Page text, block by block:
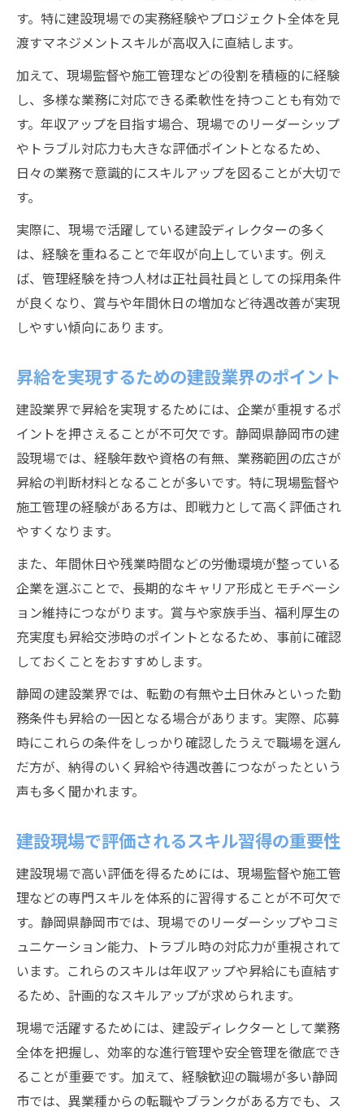
す。特に建設現場での実務経験やプロジェクト全体を見
渡すマネジメントスキルが高収入に直結します。
加えて、現場監督や施工管理などの役割を積極的に経験
し、多様な業務に対応できる柔軟性を持つことも有効で
す。年収アップを目指す場合、現場でのリーダーシップ
やトラブル対応力も大きな評価ポイントとなるため、
日々の業務で意識的にスキルアップを図ることが大切で
す。
実際に、現場で活躍している建設ディレクターの多く
は、経験を重ねることで年収が向上しています。例え
ば、管理経験を持つ人材は正社員社員としての採用条件
が良くなり、賞与や年間休日の増加など待遇改善が実現
しやすい傾向にあります。
昇給を実現するための建設業界のポイント
建設業界で昇給を実現するためには、企業が重視するポ
イントを押さえることが不可欠です。静岡県静岡市の建
設現場では、経験年数や資格の有無、業務範囲の広さが
昇給の判断材料となることが多いです。特に現場監督や
施工管理の経験がある方は、即戦力として高く評価され
やすくなります。
また、年間休日や残業時間などの労働環境が整っている
企業を選ぶことで、長期的なキャリア形成とモチベーシ
ョン維持につながります。賞与や家族手当、福利厚生の
充実度も昇給交渉時のポイントとなるため、事前に確認
しておくことをおすすめします。
静岡の建設業界では、転勤の有無や土日休みといった勤
務条件も昇給の一因となる場合があります。実際、応募
時にこれらの条件をしっかり確認したうえで職場を選ん
だ方が、納得のいく昇給や待遇改善につながったという
声も多く聞かれます。
建設現場で評価されるスキル習得の重要性
建設現場で高い評価を得るためには、現場監督や施工管
理などの専門スキルを体系的に習得することが不可欠で
す。静岡県静岡市では、現場でのリーダーシップやコミ
ュニケーション能力、トラブル時の対応力が重視されて
います。これらのスキルは年収アップや昇給にも直結す
るため、計画的なスキルアップが求められます。
現場で活躍するためには、建設ディレクターとして業務
全体を把握し、効率的な進行管理や安全管理を徹底でき
ることが重要です。加えて、経験歓迎の職場が多い静岡
市では、異業種からの転職やブランクがある方でも、ス